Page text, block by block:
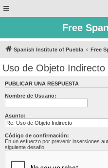
Free
Spanish Institute of Puebla Free
Uso de Objeto Indirecto
PUBLICAR UNA RESPUESTA
Nombre de Usuario:
Asunto:
Código de confirmación:
En un esfuerzo por prevenir insersiones
siguiente desafio.